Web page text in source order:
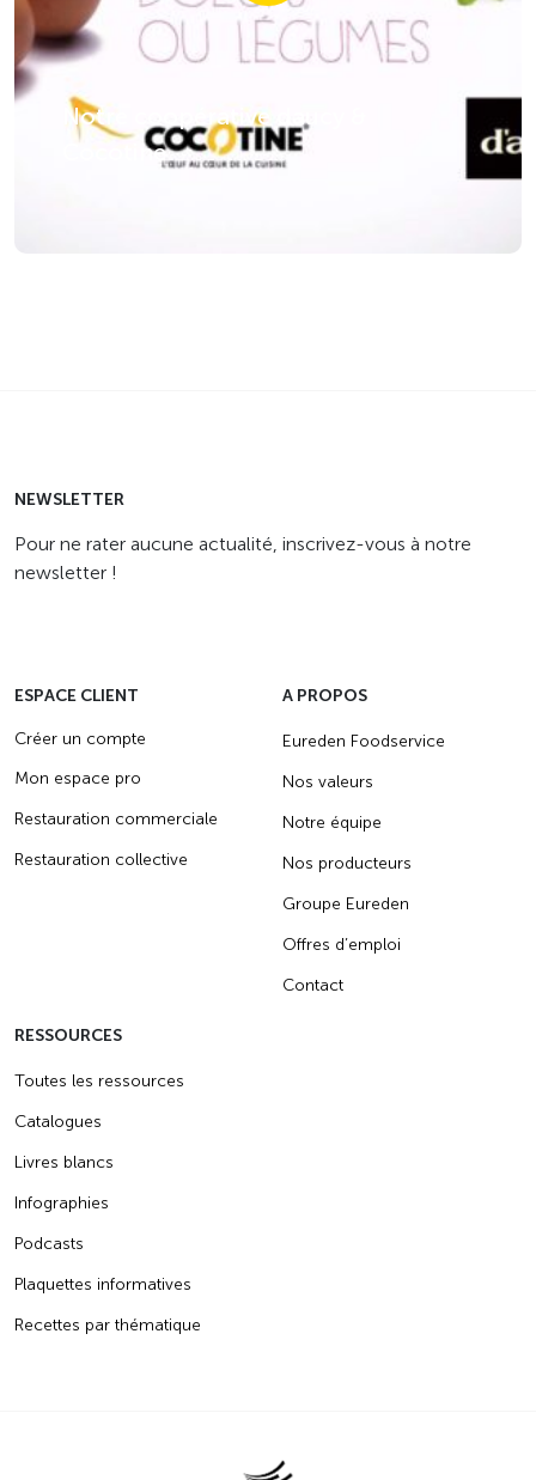
Notre coopérative daucy &
Cocotine
NEWSLETTER
Pour ne rater aucune actualité, inscrivez-vous à notre
newsletter !
ESPACE CLIENT
Créer un compte
Mon espace pro
Restauration commerciale
Restauration collective
A PROPOS
Eureden Foodservice
Nos valeurs
Notre équipe
Nos producteurs
Groupe Eureden
Offres d’emploi
Contact
RESSOURCES
Toutes les ressources
Catalogues
Livres blancs
Infographies
Podcasts
Plaquettes informatives
Recettes par thématique